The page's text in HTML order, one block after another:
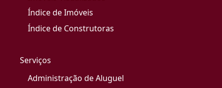
Índice de Imóveis
Índice de Construtoras
Serviços
Administração de Aluguel